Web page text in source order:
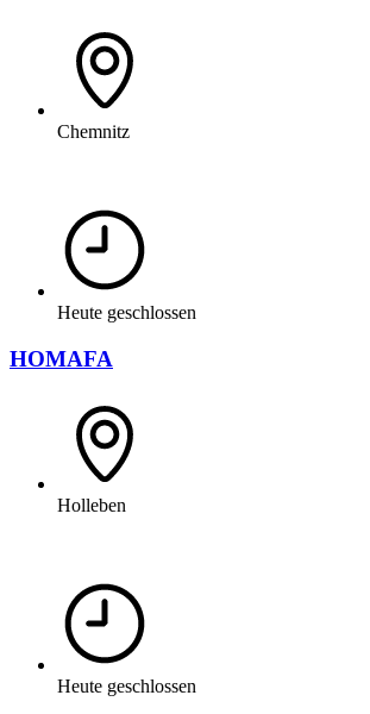
Chemnitz
Heute geschlossen
HOMAFA
Holleben
Heute geschlossen